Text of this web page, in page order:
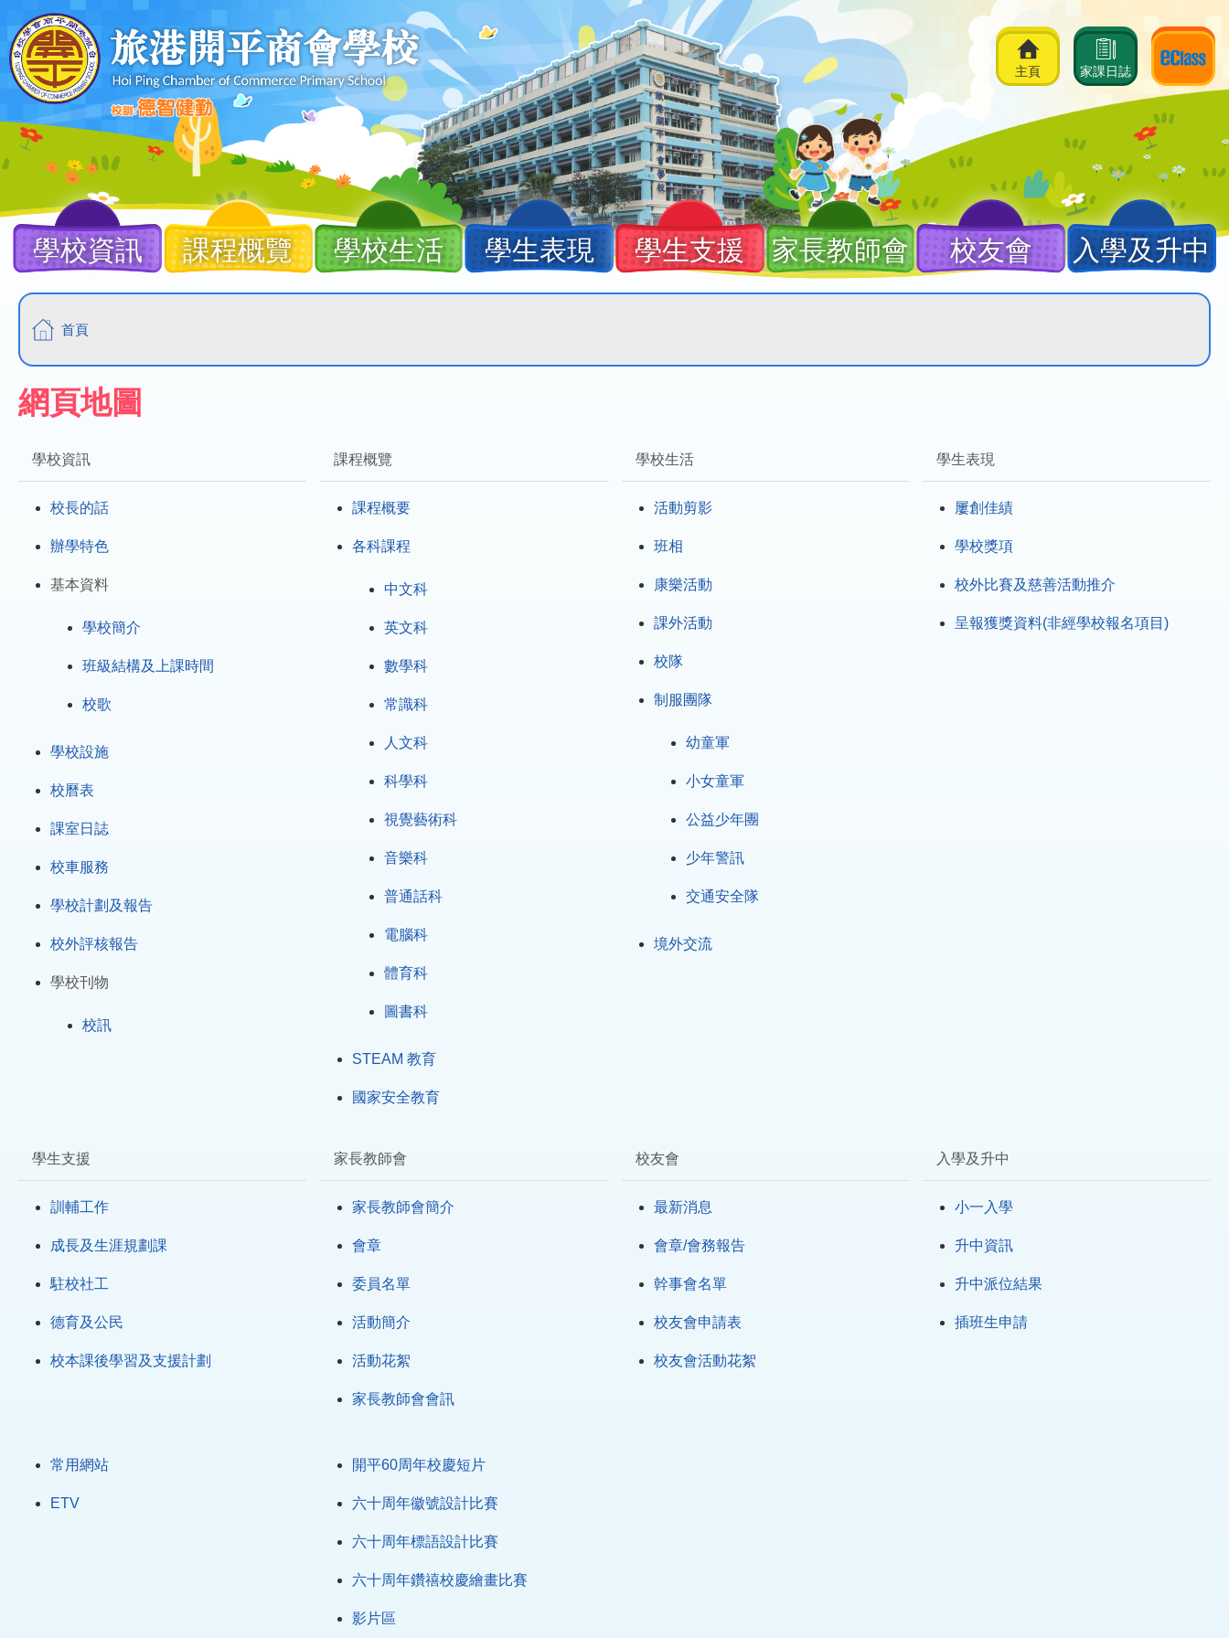
移至主內容
家課日誌
主頁
Main
navigation
學校資訊 課程概覽 學校生活 學生表現 學生支援 家長教師會 校友會 入學及升中
導
航
連
結
首頁
網頁地圖
學校資訊
校長的話
辦學特色
基本資料
學校簡介
班級結構及上課時間
校歌
學校設施
校曆表
課室日誌
校車服務
學校計劃及報告
校外評核報告
學校刊物
校訊
課程概覽
課程概要
各科課程
中文科
英文科
數學科
常識科
人文科
科學科
視覺藝術科
音樂科
普通話科
電腦科
體育科
圖書科
STEAM 教育
國家安全教育
學校生活
活動剪影
班相
康樂活動
課外活動
校隊
制服團隊
幼童軍
小女童軍
公益少年團
少年警訊
交通安全隊
境外交流
學生表現
屢創佳績
學校獎項
校外比賽及慈善活動推介
呈報獲獎資料(非經學校報名項目)
學生支援
訓輔工作
成長及生涯規劃課
駐校社工
德育及公民
校本課後學習及支援計劃
家長教師會
家長教師會簡介
會章
委員名單
活動簡介
活動花絮
家長教師會會訊
校友會
最新消息
會章/會務報告
幹事會名單
校友會申請表
校友會活動花絮
入學及升中
小一入學
升中資訊
升中派位結果
插班生申請
常用網站
ETV
開平60周年校慶短片
六十周年徽號設計比賽
六十周年標語設計比賽
六十周年鑽禧校慶繪畫比賽
影片區